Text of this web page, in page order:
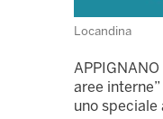
Locandina
aree
uno